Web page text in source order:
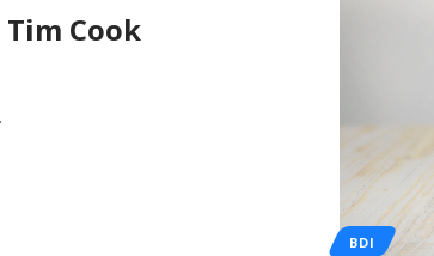
BDI
Cook